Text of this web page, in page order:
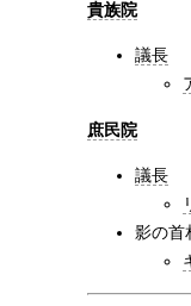
貴族院
議長
庶民院
議長
影の首